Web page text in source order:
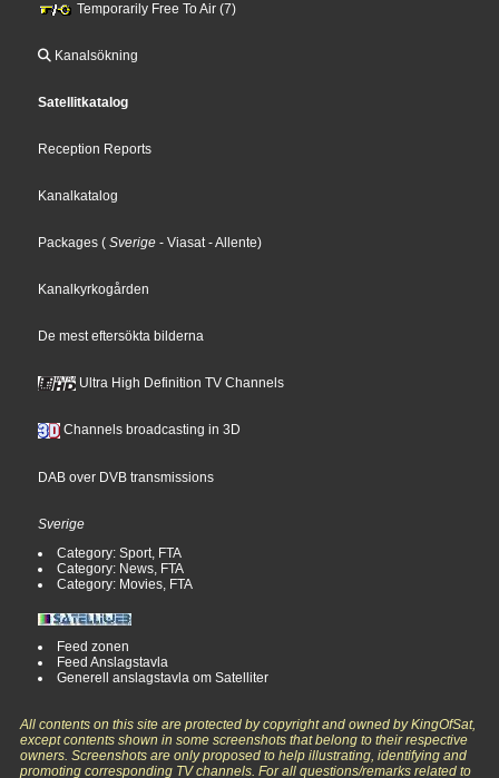
Temporarily Free To Air (7)
Kanalsökning
Satellitkatalog
Reception Reports
Kanalkatalog
Packages ( Sverige - Viasat- Allente)
Kanalkyrkogården
De mest eftersökta bilderna
Ultra High Definition TV Channels
Channels broadcasting in 3D
DAB over DVB transmissions
Sverige
Category: Sport, FTA
Category: News, FTA
Category: Movies, FTA
Feed zonen
Feed Anslagstavla
Generell anslagstavla om Satelliter
All contents on this site are protected by copyright and owned by KingOfSat,
except contents shown in some screenshots that belong to their respective
owners. Screenshots are only proposed to help illustrating, identifying and
promoting corresponding TV channels. For all questions/remarks related to